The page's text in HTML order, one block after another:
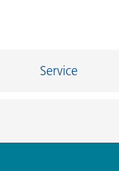
Service